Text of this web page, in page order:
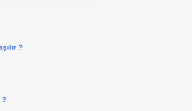
?
?